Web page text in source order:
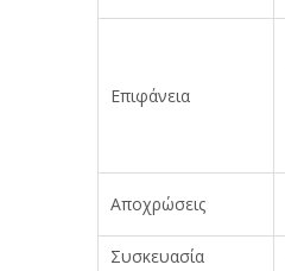
Επιφάνεια
Αποχρώσεις
Συσκευασία